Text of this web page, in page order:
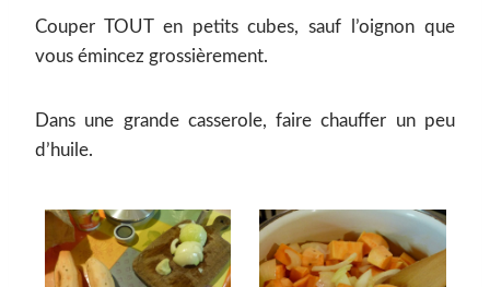
Couper TOUT en petits cubes, sauf l’oignon que
vous émincez grossièrement.
Dans une grande casserole, faire chauffer un peu
d’huile.